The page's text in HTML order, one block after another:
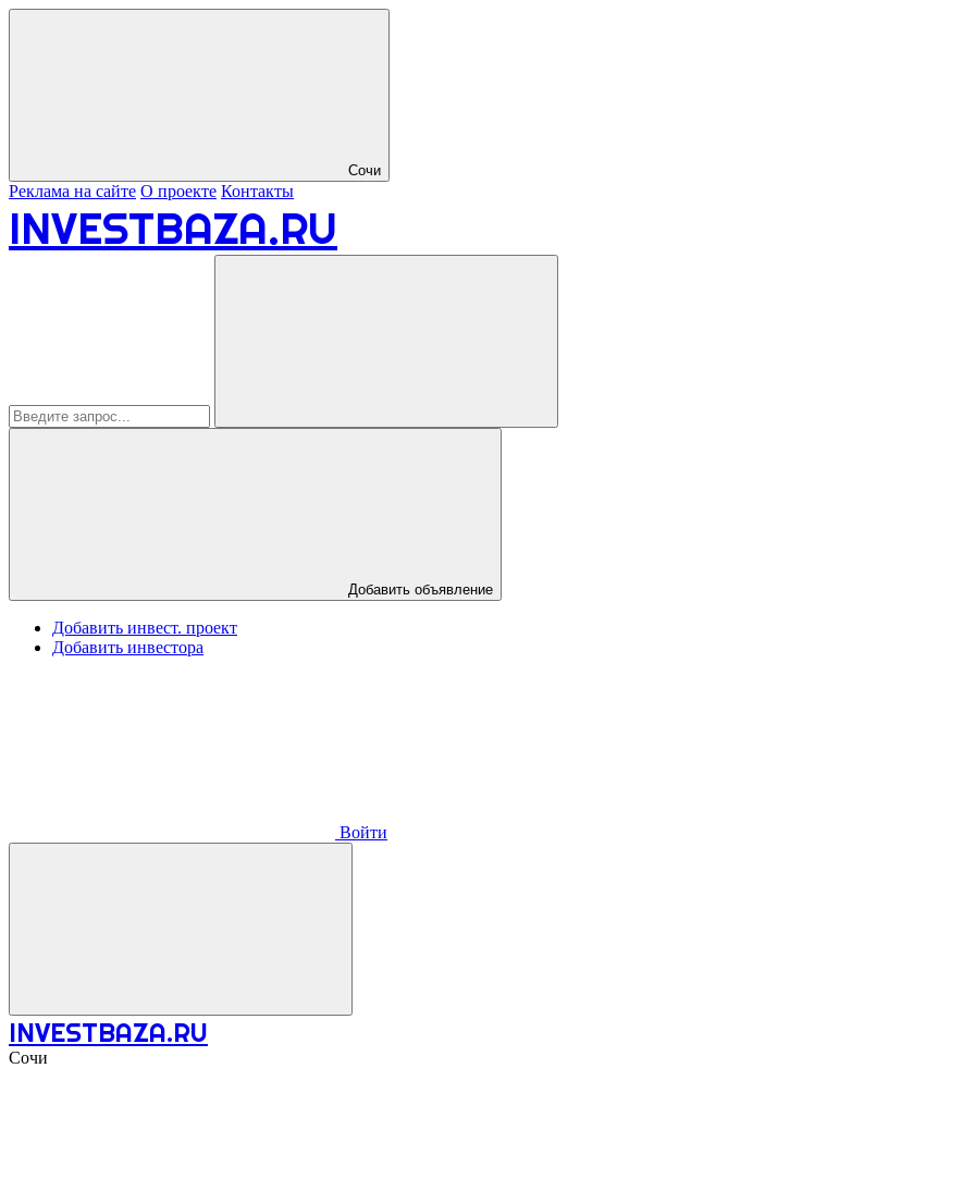
Сочи
Реклама на сайте О проекте Контакты
INVESTBAZA.RU
Добавить объявление
Добавить инвест. проект
Добавить инвестора
Войти
INVESTBAZA.RU
Сочи